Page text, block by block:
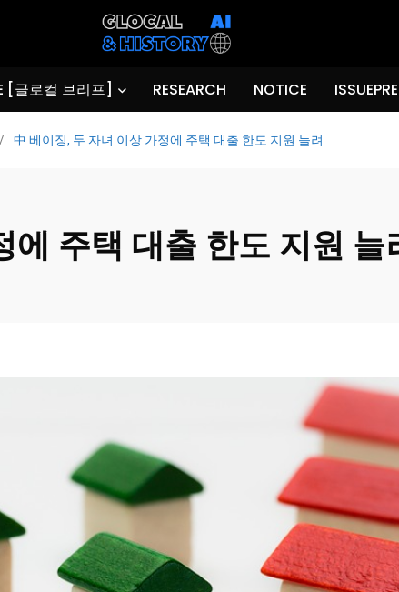
[글로컬 브리프] RESEARCH NOTICE
/ 中 베이징, 두 자녀 이상 가정에 주택 대출 한도 지원 늘려
주택 대출 한도 지원 늘